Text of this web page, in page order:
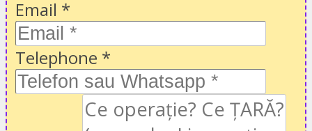
Email *
Telephone *